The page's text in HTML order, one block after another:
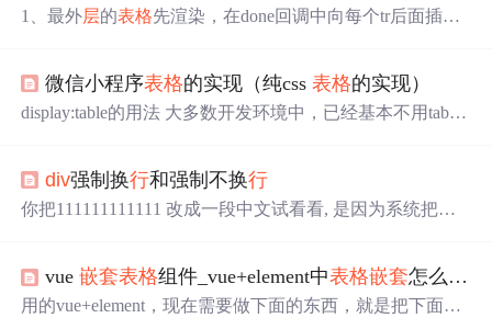
套
多了一层，直接上图，后台返回的数据结构 data下面是
来啊，于是各种想思路，什么
里边再套一个表 格，这样会
出现空表头，也从网上找了很多方法，都是差.
1、最外层的表格先渲染，在done回调中向每个tr后面插入
插入完成后再渲染所有的子级
表格。
微信小程序表格的实现（纯css表格的实现）
display:table的用法 大多数开发环境中，已经基本不用table
ble写出来的要小，不信你在页面中放1000个table和1000个
div
比比看哪个文件大 2、table必须在页面完全加载后才
完毕，就可以一边加载一边显示 3、非表格内容用table来
装，
div强制换行和强制不换行
你把111111111111 改成一段中文试看看, 是因为系统把这
1、强制不换行，同时以省略号结尾。
<divstyle="width:100px;overflow:hidden;white-space:nowrap;t
vue嵌套表格组件_vue+element中表格嵌套怎么做？
用的vue+element，现在需要做下面的东西，就是把下面的